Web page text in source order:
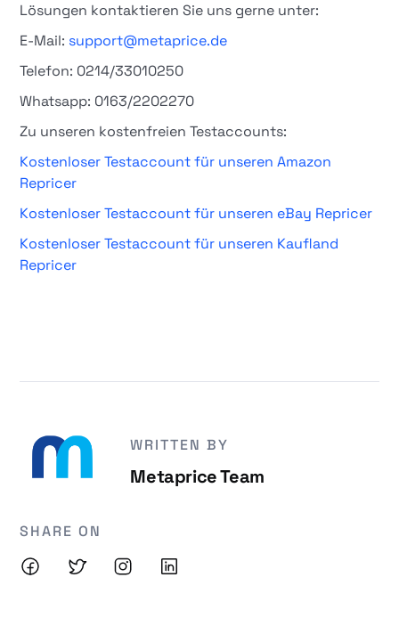
Lösungen kontaktieren Sie uns gerne unter:
E-Mail: support@metaprice.de
Telefon: 0214/33010250
Whatsapp: 0163/2202270
Zu unseren kostenfreien Testaccounts:
Kostenloser Testaccount für unseren Amazon
Repricer
Kostenloser Testaccount für unseren eBay Repricer
Kostenloser Testaccount für unseren Kaufland
Repricer
WRITTEN BY
Metaprice Team
SHARE ON